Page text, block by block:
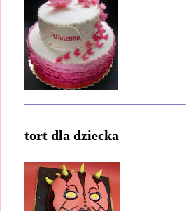
tort dla dziecka